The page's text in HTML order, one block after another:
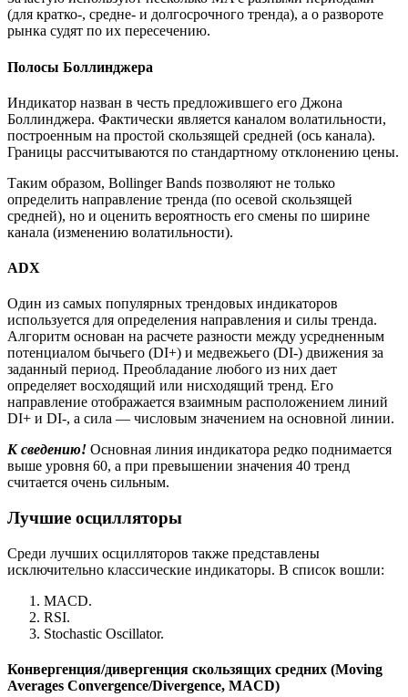
(для кратко-, средне- и долгосрочного тренда), а о развороте
рынка судят по их пересечению.
Полосы Боллинджера
Индикатор назван в честь предложившего его Джона
Боллинджера. Фактически является каналом волатильности,
построенным на простой скользящей средней (ось канала).
Границы рассчитываются по стандартному отклонению цены.
Таким образом, Bollinger Bands позволяют не только
определить направление тренда (по осевой скользящей
средней), но и оценить вероятность его смены по ширине
канала (изменению волатильности).
ADX
Один из самых популярных трендовых индикаторов
используется для определения направления и силы тренда.
Алгоритм основан на расчете разности между усредненным
потенциалом бычьего (DI+) и медвежьего (DI-) движения за
заданный период. Преобладание любого из них дает
определяет восходящий или нисходящий тренд. Его
направление отображается взаимным расположением линий
DI+ и DI-, а сила — числовым значением на основной линии.
К сведению! Основная линия индикатора редко поднимается
выше уровня 60, а при превышении значения 40 тренд
считается очень сильным.
Лучшие осцилляторы
Среди лучших осцилляторов также представлены
исключительно классические индикаторы. В список вошли:
MACD.
RSI.
Stochastic Oscillator.
Конвергенция/дивергенция скользящих средних (Moving
Averages Convergence/Divergence, MACD)